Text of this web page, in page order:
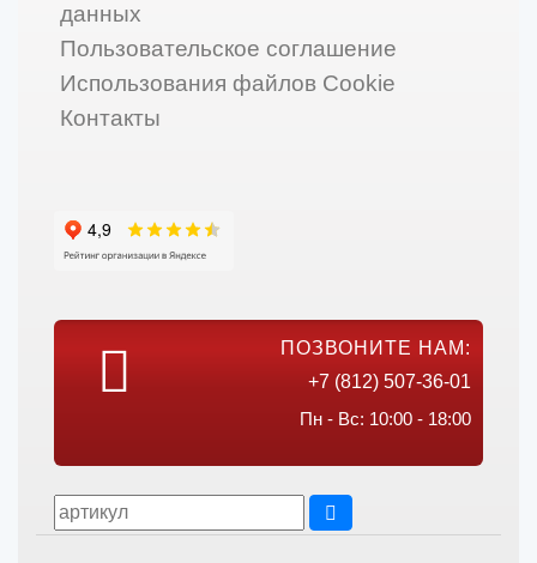
данных
Пользовательское соглашение
Использования файлов Cookie
Контакты
ПОЗВОНИТЕ НАМ:
+7 (812) 507-36-01
Пн - Вс: 10:00 - 18:00